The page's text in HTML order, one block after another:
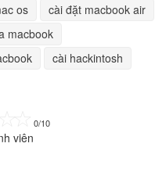
os
cài đặt macbook air
macbook
cài hackintosh
0/10
viên